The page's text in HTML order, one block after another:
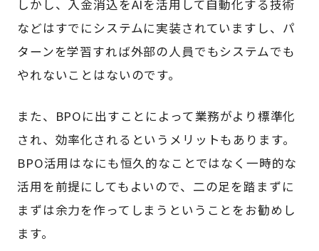
しかし、入金消込をAIを活用して自動化する技術
などはすでにシステムに実装されていますし、パ
ターンを学習すれば外部の人員でもシステムでも
やれないことはないのです。
また、BPOに出すことによって業務がより標準化
され、効率化されるというメリットもあります。
BPO活用はなにも恒久的なことではなく一時的な
活用を前提にしてもよいので、二の足を踏まずに
まずは余力を作ってしまうということをお勧めし
ます。